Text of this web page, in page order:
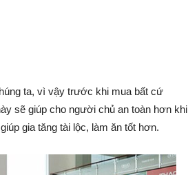
ta, vì vậy trước khi mua bất cứ
sẽ giúp cho người chủ an toàn hơn khi
gia tăng tài lộc, làm ăn tốt hơn.